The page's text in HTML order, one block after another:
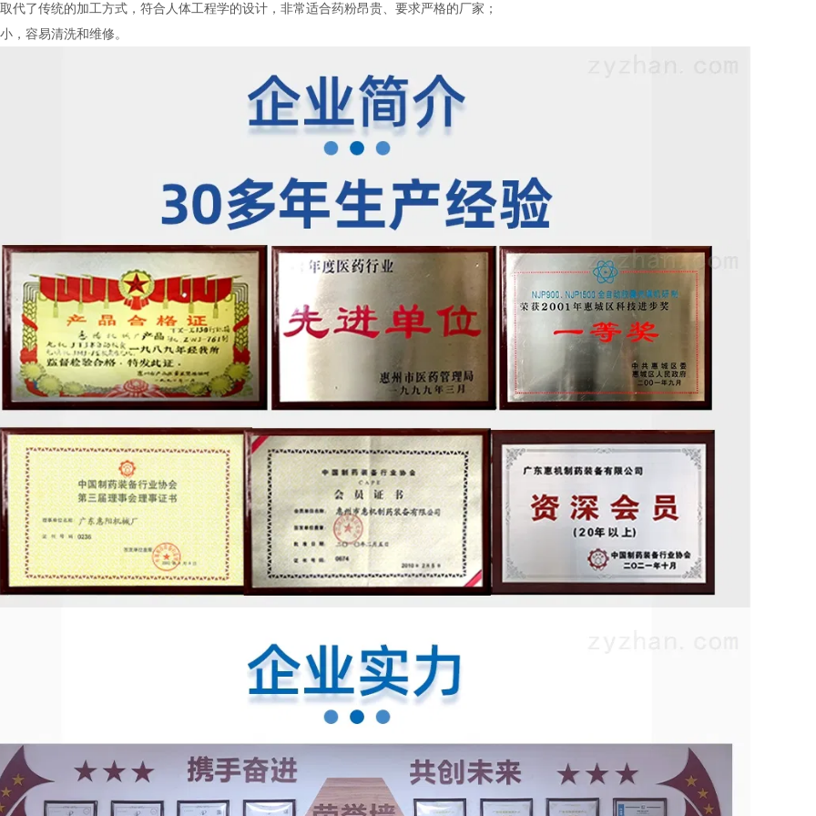
代了传统的加工方式，符合人体工程学的设计，非常适合药粉昂贵、要求严格的厂家；
，容易清洗和维修。